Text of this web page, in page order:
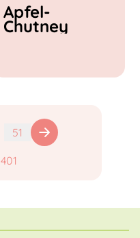
Apfel-
Chutney
51
401